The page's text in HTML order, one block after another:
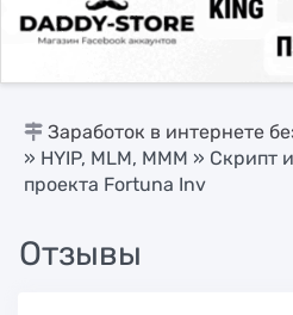
Заработок в интернете
» HYIP, MLM, МММ » Скрипт
проекта Fortuna Inv
Отзывы